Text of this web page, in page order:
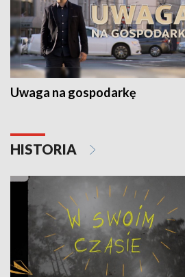
Uwaga na gospodarkę
HISTORIA